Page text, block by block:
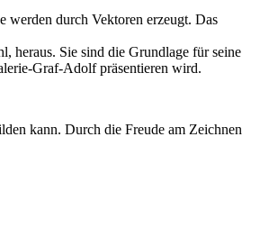
werden durch Vektoren erzeugt. Das
heraus. Sie sind die Grundlage für seine
Graf-Adolf präsentieren wird.
kann. Durch die Freude am Zeichnen